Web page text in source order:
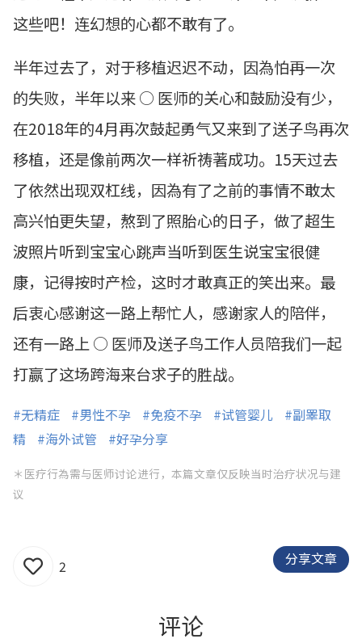
这些吧！连幻想的心都不敢有了。
半年过去了，对于移植迟迟不动，因為怕再一次
的失败，半年以来 ○ 医师的关心和鼓励没有少，
在2018年的4月再次鼓起勇气又来到了送子鸟再次
移植，还是像前两次一样祈祷著成功。15天过去
了依然出现双杠线，因為有了之前的事情不敢太
高兴怕更失望，熬到了照胎心的日子，做了超生
波照片听到宝宝心跳声当听到医生说宝宝很健
康，记得按时产检，这时才敢真正的笑出来。最
后衷心感谢这一路上帮忙人，感谢家人的陪伴，
还有一路上 ○ 医师及送子鸟工作人员陪我们一起
打赢了这场跨海来台求子的胜战。
#无精症 #男性不孕 #免疫不孕 #试管婴儿
#副睪取
精
#海外试管 #好孕分享
＊医疗行為需与医师讨论进行，本篇文章仅反映当时治疗状况与建
议
2 分享文章
评论